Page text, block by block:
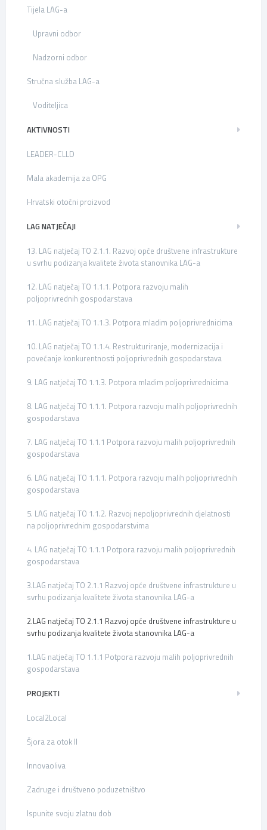
Tijela LAG-a
Upravni odbor
Nadzorni odbor
Stručna služba LAG-a
Voditeljica
AKTIVNOSTI
LEADER-CLLD
Mala akademija za OPG
Hrvatski otočni proizvod
LAG NATJEČAJI
13. LAG natječaj TO 2.1.1. Razvoj opće društvene infrastrukture
u svrhu podizanja kvalitete života stanovnika LAG-a
12. LAG natječaj TO 1.1.1. Potpora razvoju malih
poljoprivrednih gospodarstava
11. LAG natječaj TO 1.1.3. Potpora mladim poljoprivrednicima
10. LAG natječaj TO 1.1.4. Restrukturiranje, modernizacija i
povećanje konkurentnosti poljoprivrednih gospodarstava
9. LAG natječaj TO 1.1.3. Potpora mladim poljoprivrednicima
8. LAG natječaj TO 1.1.1. Potpora razvoju malih poljoprivrednih
gospodarstava
7. LAG natječaj TO 1.1.1 Potpora razvoju malih poljoprivrednih
gospodarstava
6. LAG natječaj TO 1.1.1. Potpora razvoju malih poljoprivrednih
gospodarstava
5. LAG natječaj TO 1.1.2. Razvoj nepoljoprivrednih djelatnosti
na poljoprivrednim gospodarstvima
4. LAG natječaj TO 1.1.1 Potpora razvoju malih poljoprivrednih
gospodarstava
3.LAG natječaj TO 2.1.1 Razvoj opće društvene infrastrukture u
svrhu podizanja kvalitete života stanovnika LAG-a
2.LAG natječaj TO 2.1.1 Razvoj opće društvene infrastrukture u
svrhu podizanja kvalitete života stanovnika LAG-a
1.LAG natječaj TO 1.1.1 Potpora razvoju malih poljoprivrednih
gospodarstava
PROJEKTI
Local2Local
Šjora za otok II
Innovaoliva
Zadruge i društveno poduzetništvo
Ispunite svoju zlatnu dob